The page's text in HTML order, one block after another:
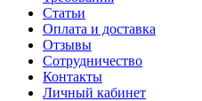
Статьи
Оплата и доставка
Отзывы
Сотрудничество
Контакты
Личный кабинет